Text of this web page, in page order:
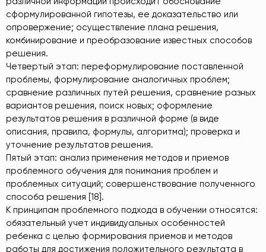
сформулированной гипотезы, ее доказательство или
опровержение; осуществление плана решения,
комбинирование и преобразование известных способов
решения.
Четвертый этап: переформулирование поставленной
проблемы, формулирование аналогичных проблем;
сравнение различных путей решения, сравнение разных
вариантов решения, поиск новых; оформление
результатов решения в различной форме (в виде
описания, правила, формулы, алгоритма); проверка и
уточнение результатов решения.
Пятый этап: анализ применения методов и приемов
проблемного обучения для понимания проблем и
проблемных ситуаций; совершенствование полученного
способа решения [18].
К принципам проблемного подхода в обучении относятся:
обязательный учет индивидуальных особенностей
ребенка с целью формирования приемов и методов
работы для достижения положительного результата в